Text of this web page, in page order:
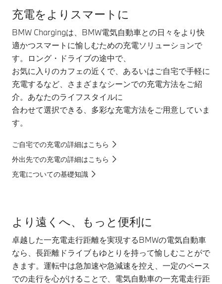
充電をよりスマートに
BMW Chargingは、BMW電気自動車との日々をより快
適かつスマートに愉しむための充電ソリューションで
す。ロング・ドライブの途中で、
お気に入りのカフェの近くで、あるいはご自宅で手軽に
充電するなど、さまざまなシーンでの充電方法をご紹
介。あなたのライフスタイルに
合わせて選択できる、多彩な充電方法をご用意していま
す。
ご自宅での充電の詳細はこちら
外出先での充電の詳細はこちら
充電についての基礎知識
より遠くへ、もっと便利に
卓越した一充電走行距離を実現するBMWの電気自動車
なら、長距離ドライブもゆとりを持って愉しむことがで
きます。運転中は急加速や急減速を控え、一定のペース
での走行を心がけることで、電気自動車の一充電走行距